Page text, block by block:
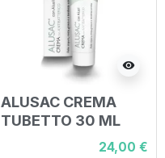
visibility
ALUSAC CREMA
TUBETTO 30 ML
24,00 €